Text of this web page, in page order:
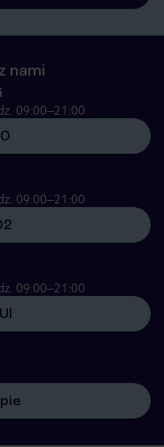
nami
09:00–21:00
09:00–21:00
09:00–21:00